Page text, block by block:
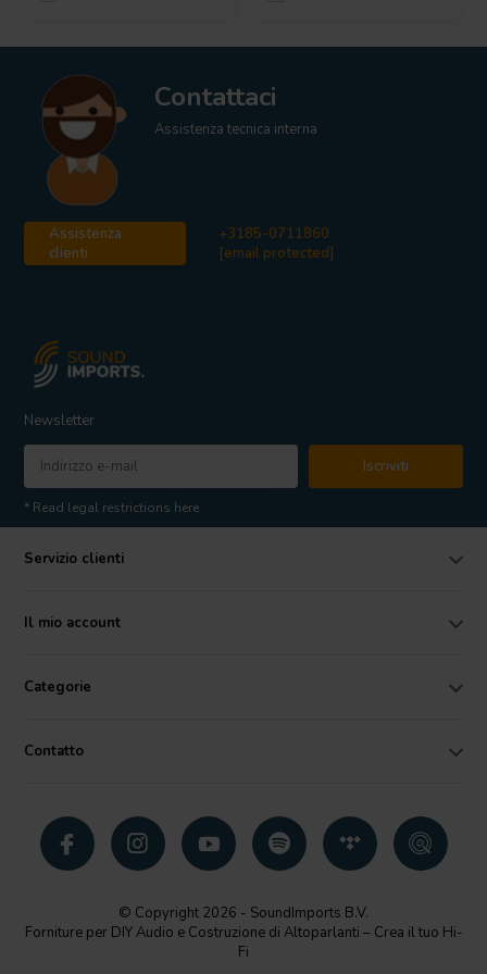
Contattaci
Assistenza tecnica interna
Assistenza
clienti
+3185-0711860
[email protected]
Newsletter
Iscriviti
* Read legal restrictions here
Servizio clienti
Il mio account
Categorie
Contatto
© Copyright 2026 - SoundImports B.V.
Forniture per DIY Audio e Costruzione di Altoparlanti – Crea il tuo Hi-
Fi